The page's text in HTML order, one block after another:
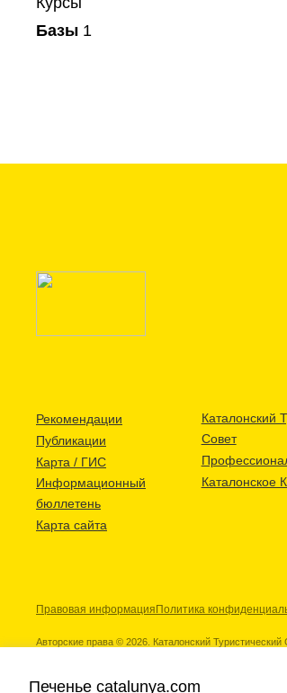
Базы 1
Рекомендации
Публикации
Карта / ГИС
Информационный
бюллетень
Карта сайта
Каталонский
Совет
Каталонское
Правовая информация Политика
Авторские права © 2026. Каталонский
Печенье catalunya.com